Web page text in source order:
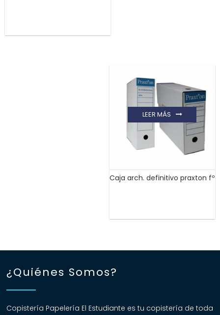
Caja arch. definitivo praxton fº
LEER MÁS
¿Quiénes Somos?
Copistería Papelería El Estudiante es tu copistería de toda